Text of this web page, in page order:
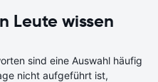
Leute wissen
sind eine Auswahl häufig
nicht aufgeführt ist,